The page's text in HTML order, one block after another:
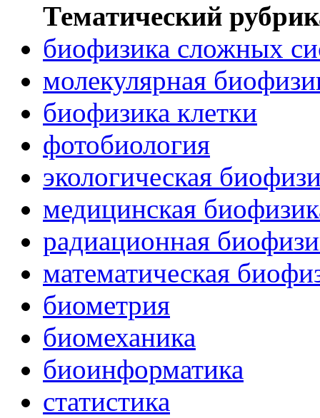
Тематический
биофизика сложных
молекулярная
биофизика клетки
фотобиология
экологическая
медицинская
радиационная
математическая
биометрия
биомеханика
биоинформатика
статистика